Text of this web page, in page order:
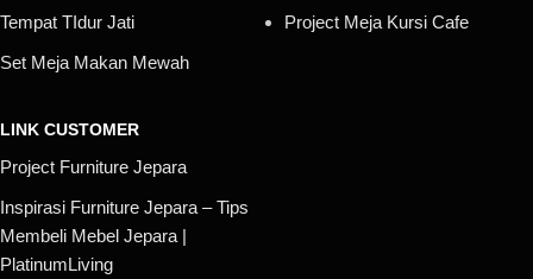
Tempat TIdur Jati
Set Meja Makan Mewah
Project Meja Kursi Cafe
LINK CUSTOMER
Project Furniture Jepara
Inspirasi Furniture Jepara – Tips
Membeli Mebel Jepara |
PlatinumLiving